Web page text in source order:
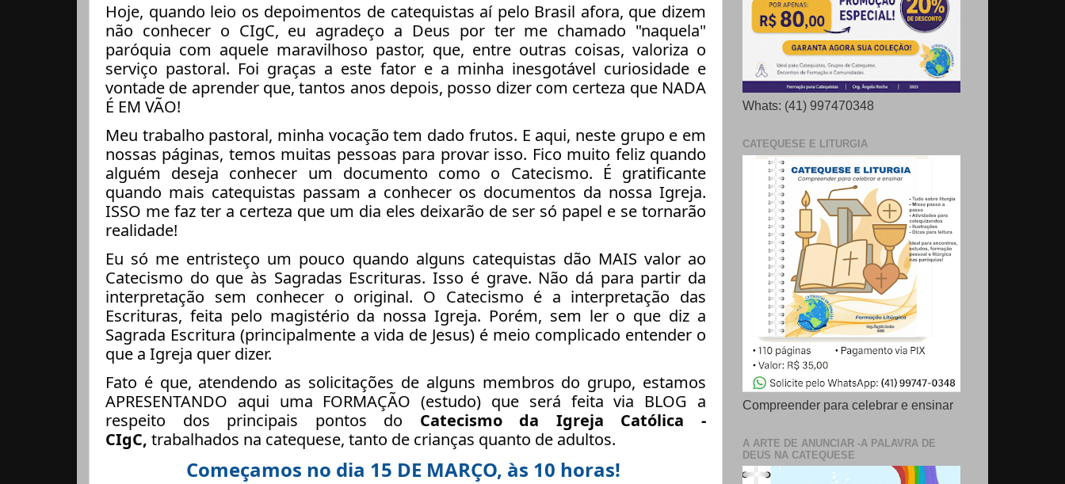
Hoje, quando leio os depoimentos de catequistas aí pelo Brasil afora, que dizem
não conhecer o CIgC, eu agradeço a Deus por ter me chamado "naquela"
paróquia com aquele maravilhoso pastor, que, entre outras coisas, valoriza o
serviço pastoral. Foi graças a este fator e a minha inesgotável curiosidade e
vontade de aprender que, tantos anos depois, posso dizer com certeza que NADA
É EM VÃO!
Meu trabalho pastoral, minha vocação tem dado frutos. E aqui, neste grupo e em
nossas páginas, temos muitas pessoas para provar isso. Fico muito feliz quando
alguém deseja conhecer um documento como o Catecismo. É gratificante
quando mais catequistas passam a conhecer os documentos da nossa Igreja.
ISSO me faz ter a certeza que um dia eles deixarão de ser só papel e se tornarão
realidade!
Eu só me entristeço um pouco quando alguns catequistas dão MAIS valor ao
Catecismo do que às Sagradas Escrituras. Isso é grave. Não dá para partir da
interpretação sem conhecer o original. O Catecismo é a interpretação das
Escrituras, feita pelo magistério da nossa Igreja. Porém, sem ler o que diz a
Sagrada Escritura (principalmente a vida de Jesus) é meio complicado entender o
que a Igreja quer dizer.
Fato é que, atendendo as solicitações de alguns membros do grupo, estamos
APRESENTANDO aqui uma FORMAÇÃO (estudo) que será feita via BLOG a
respeito dos principais pontos do Catecismo da Igreja Católica -
CIgC, trabalhados na catequese, tanto de crianças quanto de adultos.
Começamos no dia 15 DE MARÇO, às 10 horas!
Whats: (41) 997470348
CATEQUESE E LITURGIA
Compreender para celebrar e ensinar
A ARTE DE ANUNCIAR -A PALAVRA DE
DEUS NA CATEQUESE